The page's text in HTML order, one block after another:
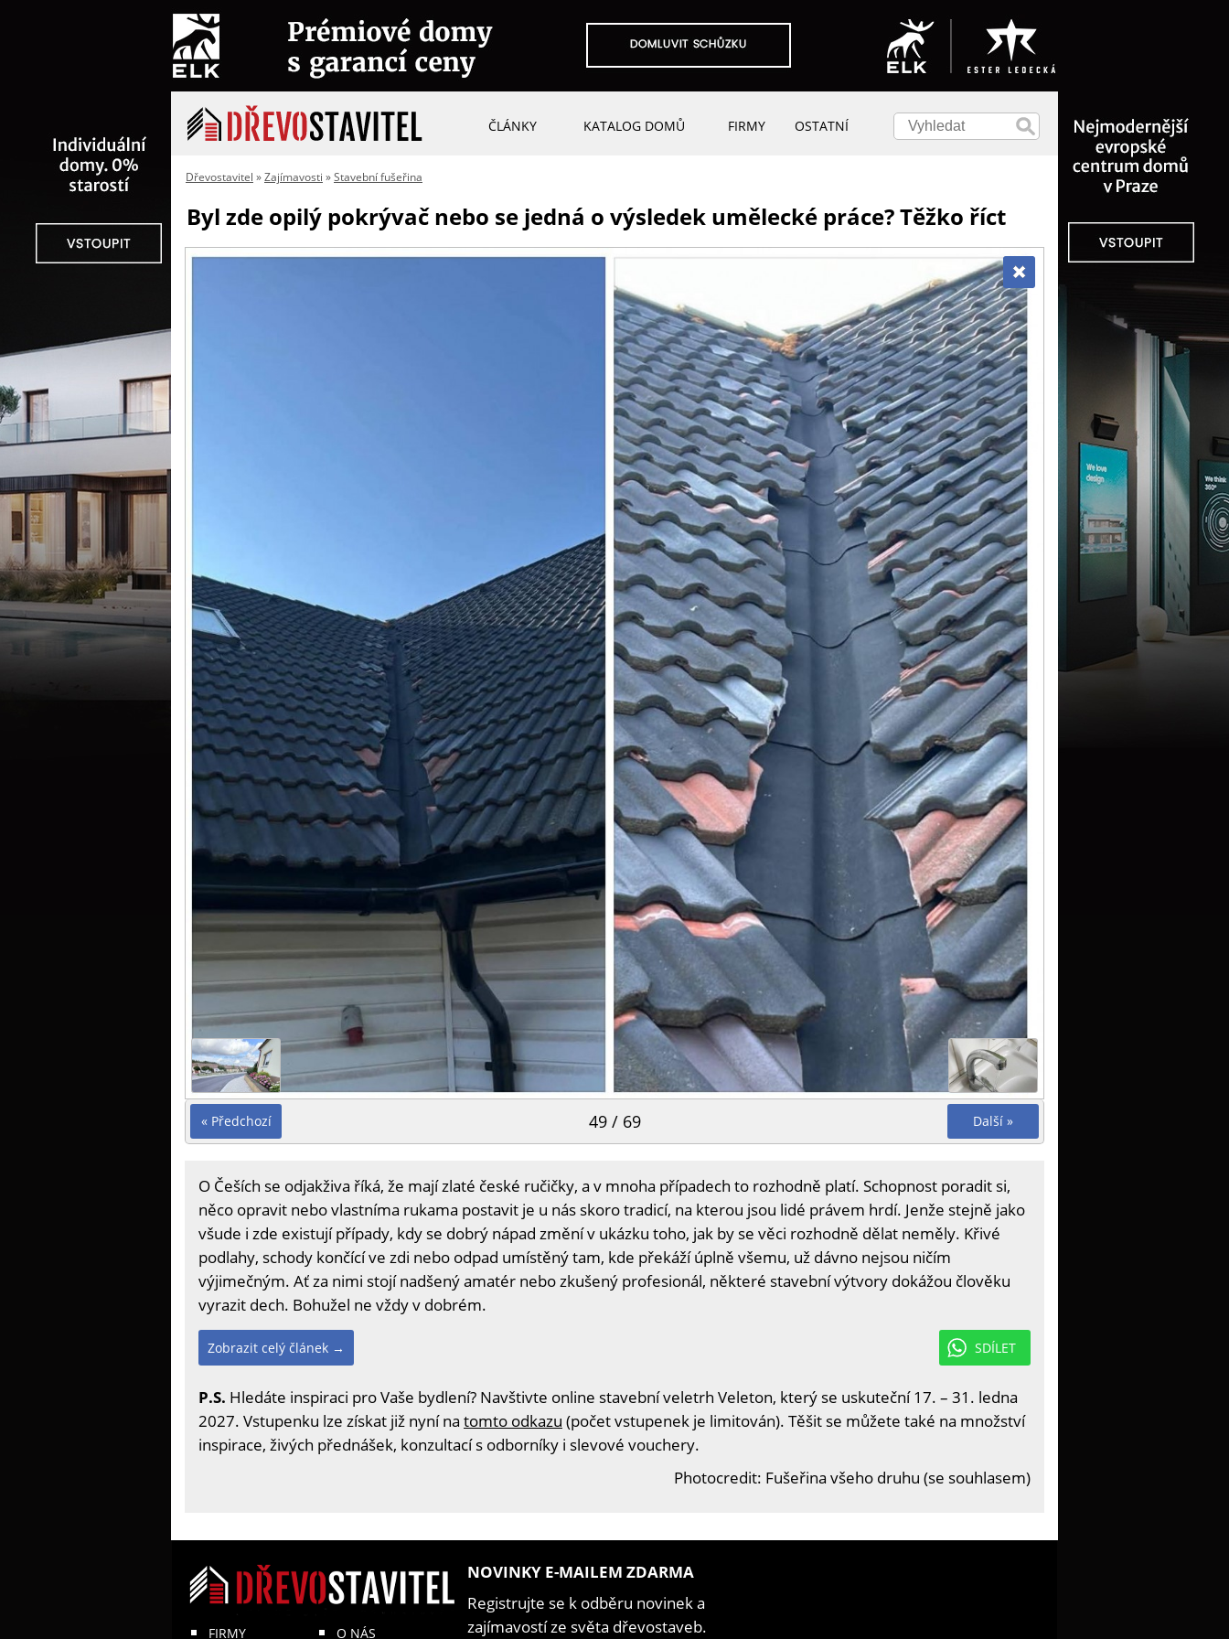
ČLÁNKY KATALOG DOMŮ FIRMY OSTATNÍ
Dřevostavitel »Zajímavosti »Stavební fušeřina
Byl zde opilý pokrývač nebo se jedná o výsledek umělecké práce? Těžko říct
« Předchozí Další »
49 / 69
O Češích se odjakživa říká, že mají zlaté české ručičky, a v mnoha případech to rozhodně platí. Schopnost poradit si,
něco opravit nebo vlastníma rukama postavit je u nás skoro tradicí, na kterou jsou lidé právem hrdí. Jenže stejně jako
všude i zde existují případy, kdy se dobrý nápad změní v ukázku toho, jak by se věci rozhodně dělat neměly. Křivé
podlahy, schody končící ve zdi nebo odpad umístěný tam, kde překáží úplně všemu, už dávno nejsou ničím
výjimečným. Ať za nimi stojí nadšený amatér nebo zkušený profesionál, některé stavební výtvory dokážou člověku
vyrazit dech. Bohužel ne vždy v dobrém.
SDÍLET
Zobrazit celý článek →
P.S. Hledáte inspiraci pro Vaše bydlení? Navštivte online stavební veletrh Veleton, který se uskuteční 17. – 31. ledna
2027. Vstupenku lze získat již nyní na tomto odkazu (počet vstupenek je limitován). Těšit se můžete také na množství
inspirace, živých přednášek, konzultací s odborníky i slevové vouchery.
Photocredit: Fušeřina všeho druhu (se souhlasem)
FIRMY O NÁS
NOVINKY E-MAILEM ZDARMA
Registrujte se k odběru novinek a
zajímavostí ze světa dřevostaveb.